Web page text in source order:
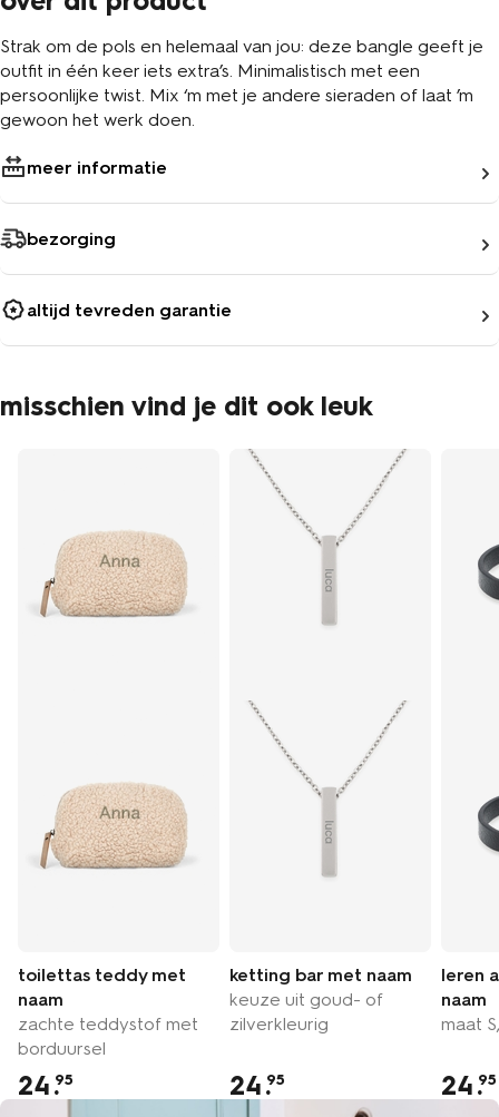
Strak om de pols en helemaal van jou: deze bangle geeft je
outfit in één keer iets extra’s. Minimalistisch met een
persoonlijke twist. Mix ‘m met je andere sieraden of laat ’m
gewoon het werk doen.
meer informatie
bezorging
altijd tevreden garantie
misschien vind je dit ook leuk
toilettas teddy met
naam
zachte teddystof met
borduursel
24.95
ketting bar met naam
keuze uit goud- of
zilverkleurig
24.95
leren
naam
maat
24.95